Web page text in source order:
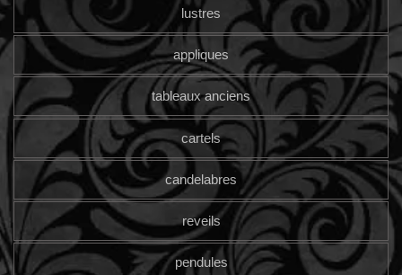
lustres
appliques
tableaux anciens
cartels
candelabres
reveils
pendules